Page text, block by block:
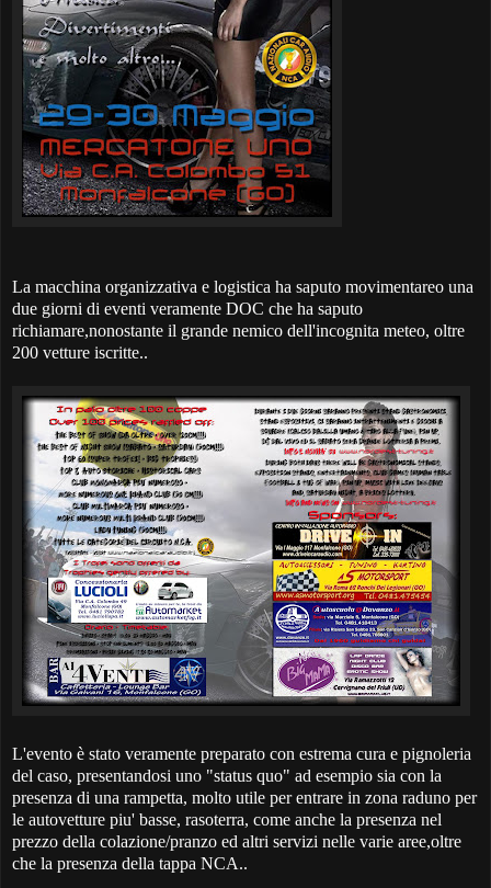
La macchina organizzativa e logistica ha saputo movimentareo una
due giorni di eventi veramente DOC che ha saputo
richiamare,nonostante il grande nemico dell'incognita meteo, oltre
200 vetture iscritte..
L'evento è stato veramente preparato con estrema cura e pignoleria
del caso, presentandosi uno "status quo" ad esempio sia con la
presenza di una rampetta, molto utile per entrare in zona raduno per
le autovetture piu' basse, rasoterra, come anche la presenza nel
prezzo della colazione/pranzo ed altri servizi nelle varie aree,oltre
che la presenza della tappa NCA..